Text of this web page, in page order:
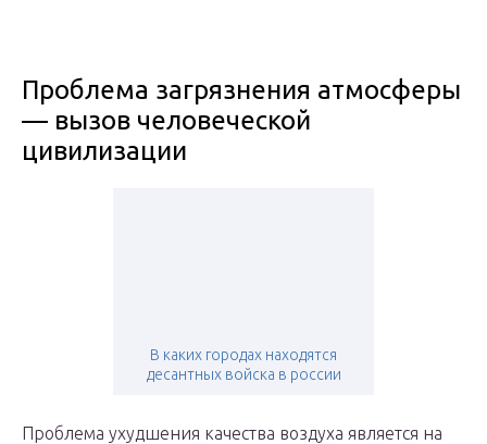
Проблема загрязнения атмосферы
— вызов человеческой
цивилизации
В каких городах находятся
десантных войска в россии
Проблема ухудшения качества воздуха является на